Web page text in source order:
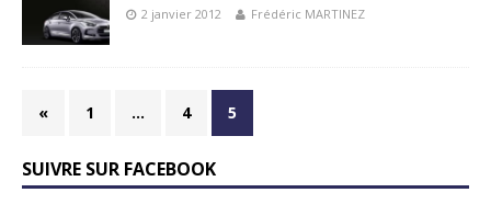
2 janvier 2012 Frédéric MARTINEZ
« 1 … 4 5
SUIVRE SUR FACEBOOK